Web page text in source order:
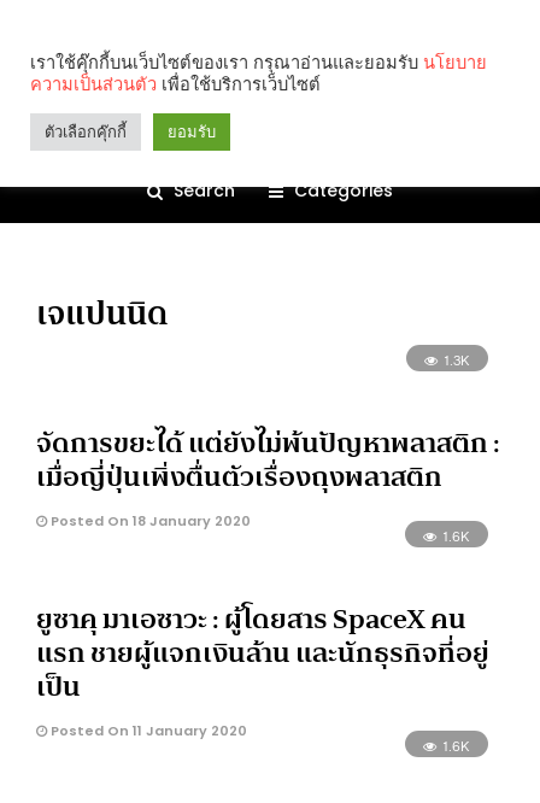
Search Categories
เจแปนนิด
1.3K
จัดการขยะได้ แต่ยังไม่พ้นปัญหาพลาสติก :
เมื่อญี่ปุ่นเพิ่งตื่นตัวเรื่องถุงพลาสติก
Posted On 18 January 2020
1.6K
ยูซาคุ มาเอซาวะ : ผู้โดยสาร SpaceX คน
แรก ชายผู้แจกเงินล้าน และนักธุรกิจที่อยู่
เป็น
Posted On 11 January 2020
1.6K
เราใช้คุ๊กกี้บนเว็บไซต์ของเรา กรุณาอ่านและยอมรับ นโยบาย
ความเป็นส่วนตัว เพื่อใช้บริการเว็บไซต์
ตัวเลือกคุ๊กกี้ ยอมรับ